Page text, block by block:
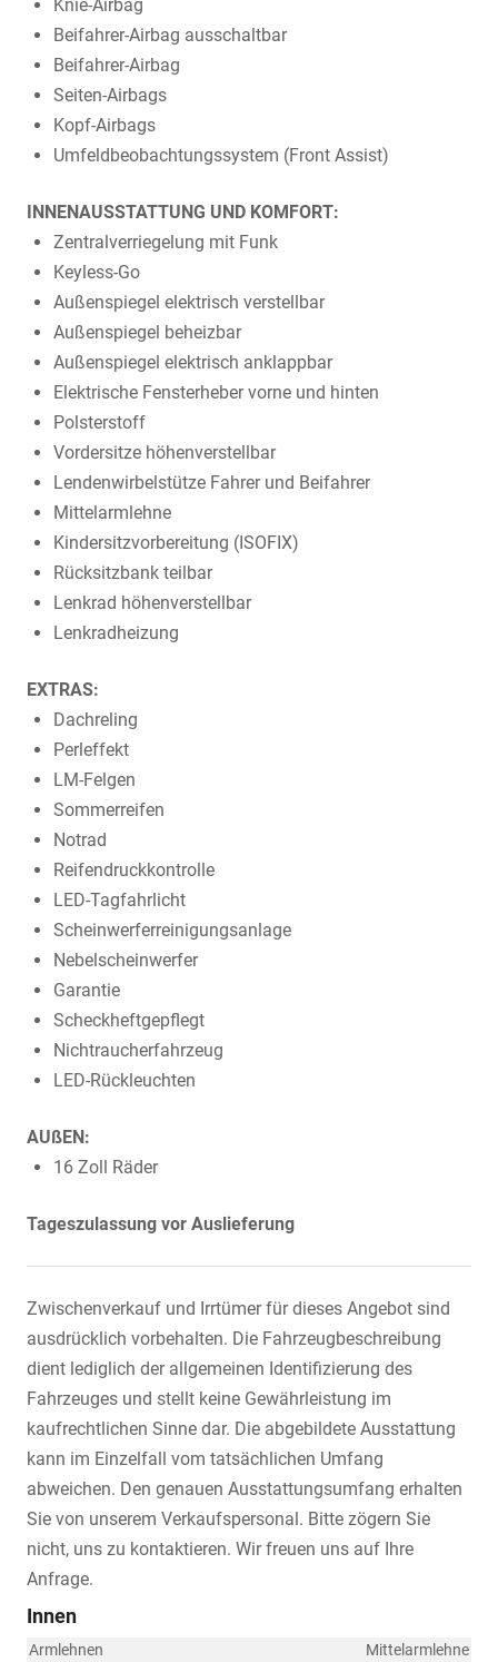
Knie-Airbag
Beifahrer-Airbag ausschaltbar
Beifahrer-Airbag
Seiten-Airbags
Kopf-Airbags
Umfeldbeobachtungssystem (Front Assist)
INNENAUSSTATTUNG UND KOMFORT:
Zentralverriegelung mit Funk
Keyless-Go
Außenspiegel elektrisch verstellbar
Außenspiegel beheizbar
Außenspiegel elektrisch anklappbar
Elektrische Fensterheber vorne und hinten
Polsterstoff
Vordersitze höhenverstellbar
Lendenwirbelstütze Fahrer und Beifahrer
Mittelarmlehne
Kindersitzvorbereitung (ISOFIX)
Rücksitzbank teilbar
Lenkrad höhenverstellbar
Lenkradheizung
EXTRAS:
Dachreling
Perleffekt
LM-Felgen
Sommerreifen
Notrad
Reifendruckkontrolle
LED-Tagfahrlicht
Scheinwerferreinigungsanlage
Nebelscheinwerfer
Garantie
Scheckheftgepflegt
Nichtraucherfahrzeug
LED-Rückleuchten
AUßEN:
16 Zoll Räder
Tageszulassung vor Auslieferung
Zwischenverkauf und Irrtümer für dieses Angebot sind
ausdrücklich vorbehalten. Die Fahrzeugbeschreibung
dient lediglich der allgemeinen Identifizierung des
Fahrzeuges und stellt keine Gewährleistung im
kaufrechtlichen Sinne dar. Die abgebildete Ausstattung
kann im Einzelfall vom tatsächlichen Umfang
abweichen. Den genauen Ausstattungsumfang erhalten
Sie von unserem Verkaufspersonal. Bitte zögern Sie
nicht, uns zu kontaktieren. Wir freuen uns auf Ihre
Anfrage.
Innen
Armlehnen Mittelarmlehne